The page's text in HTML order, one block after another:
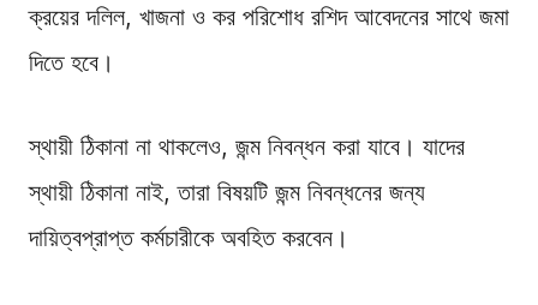
ক্রয়ের দলিল, খাজনা ও কর পরিশোধ রশিদ আবেদনের সাথে জমা
দিতে হবে।
স্থায়ী ঠিকানা না থাকলেও, জন্ম নিবন্ধন করা যাবে। যাদের
স্থায়ী ঠিকানা নাই, তারা বিষয়টি জন্ম নিবন্ধনের জন্য
দায়িত্বপ্রাপ্ত কর্মচারীকে অবহিত করবেন।